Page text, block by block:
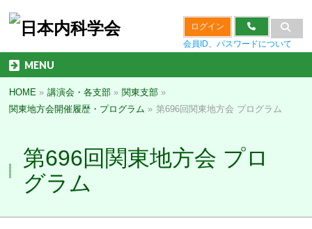
ログイン
会員ID、パスワードについて
MENU
HOME » 講演会・各支部 » 関東支部 »
関東地方会開催履歴・プログラム » 第696回関東地方会 プログラム
第696回関東地方会 プロ
グラム